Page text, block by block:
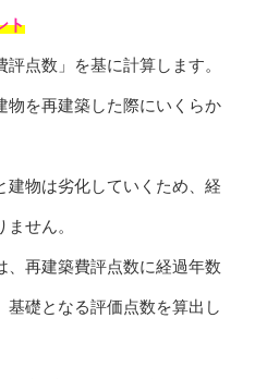
ト
点数」を基に計算します。
物を再建築した際にいくらか
建物は劣化していくため、経
せん。
、再建築費評点数に経過年数
基礎となる評価点数を算出し